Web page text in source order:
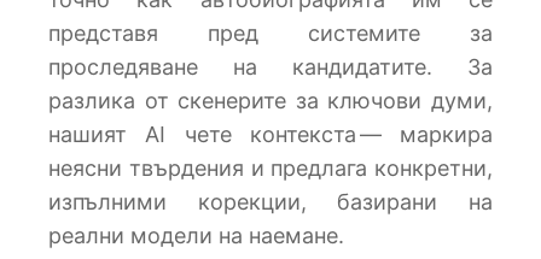
представя пред системите за
проследяване на кандидатите. За
разлика от скенерите за ключови думи,
нашият AI чете контекста — маркира
неясни твърдения и предлага конкретни,
изпълними корекции, базирани на
реални модели на наемане.